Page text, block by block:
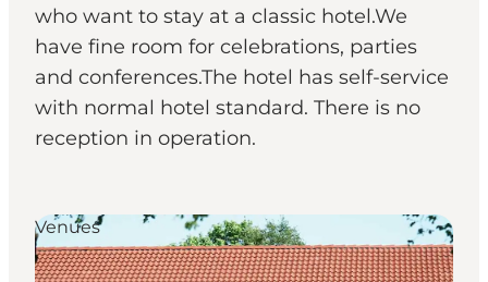
who want to stay at a classic hotel.We
have fine room for celebrations, parties
and conferences.The hotel has self-service
with normal hotel standard. There is no
reception in operation.
Venues